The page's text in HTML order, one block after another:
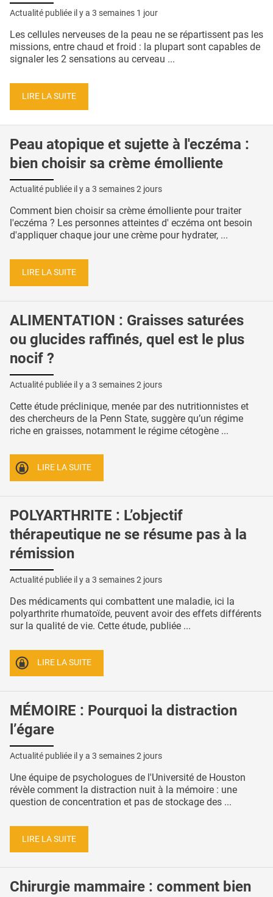
Actualité publiée il y a 3 semaines 1 jour
Les cellules nerveuses de la peau ne se répartissent pas les
missions, entre chaud et froid : la plupart sont capables de
signaler les 2 sensations au cerveau ...
LIRE LA SUITE
Peau atopique et sujette à l'eczéma :
bien choisir sa crème émolliente
Actualité publiée il y a 3 semaines 2 jours
Comment bien choisir sa crème émolliente pour traiter
l'eczéma ? Les personnes atteintes d' eczéma ont besoin
d'appliquer chaque jour une crème pour hydrater, ...
LIRE LA SUITE
ALIMENTATION : Graisses saturées
ou glucides raffinés, quel est le plus
nocif ?
Actualité publiée il y a 3 semaines 2 jours
Cette étude préclinique, menée par des nutritionnistes et
des chercheurs de la Penn State, suggère qu’un régime
riche en graisses, notamment le régime cétogène ...
LIRE LA SUITE
POLYARTHRITE : L’objectif
thérapeutique ne se résume pas à la
rémission
Actualité publiée il y a 3 semaines 2 jours
Des médicaments qui combattent une maladie, ici la
polyarthrite rhumatoïde, peuvent avoir des effets différents
sur la qualité de vie. Cette étude, publiée ...
LIRE LA SUITE
MÉMOIRE : Pourquoi la distraction
l’égare
Actualité publiée il y a 3 semaines 2 jours
Une équipe de psychologues de l'Université de Houston
révèle comment la distraction nuit à la mémoire : une
question de concentration et pas de stockage des ...
LIRE LA SUITE
Chirurgie mammaire : comment bien